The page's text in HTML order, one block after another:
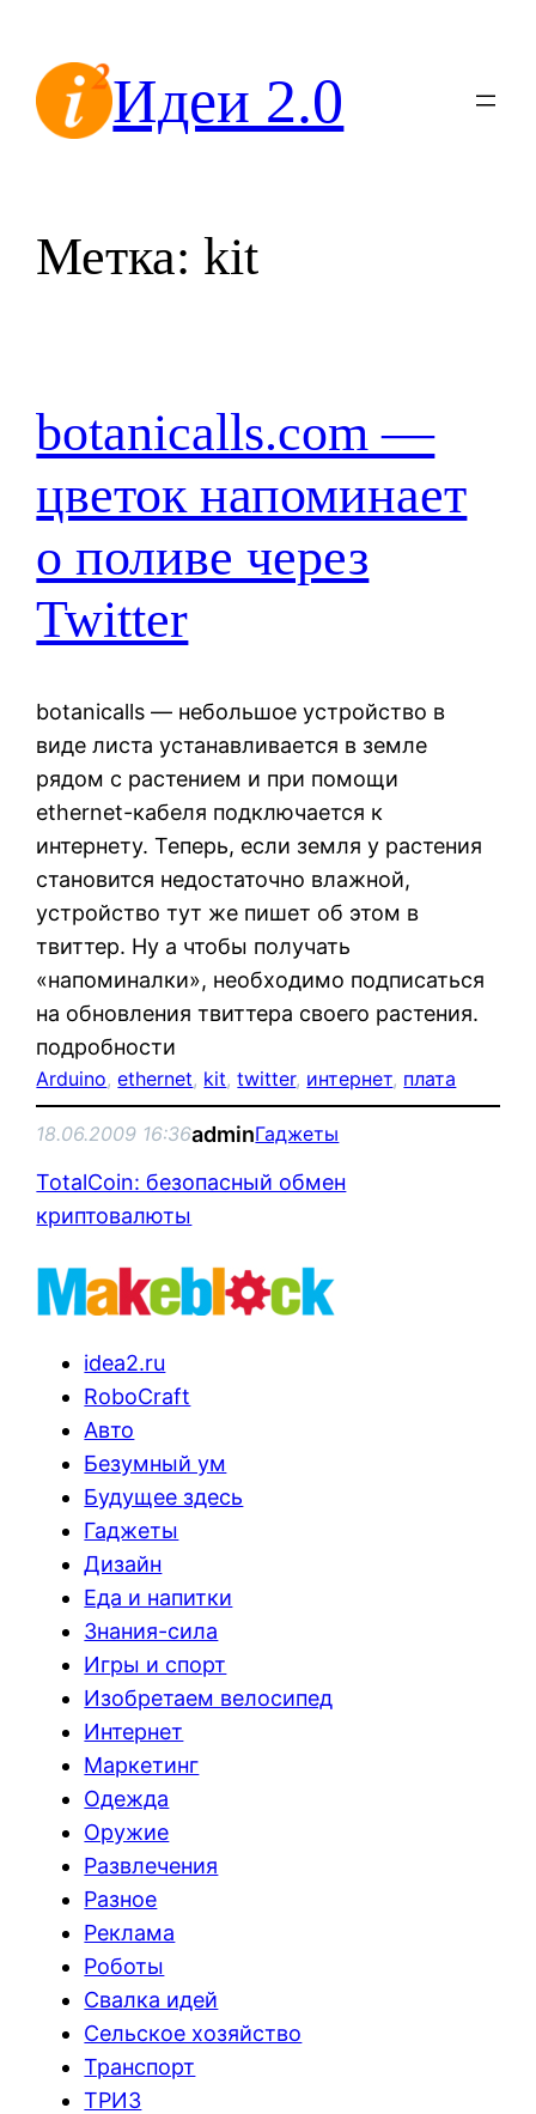
содержимомуИдеи 2.0
Метка:kit
botanicalls.com —
цветок напоминает
о поливе через
Twitter
botanicalls — небольшое устройство в
виде листа устанавливается в земле
рядом с растением и при помощи
ethernet-кабеля подключается к
интернету. Теперь, если земля у растения
становится недостаточно влажной,
устройство тут же пишет об этом в
твиттер. Ну а чтобы получать
«напоминалки», необходимо подписаться
на обновления твиттера своего растения.
подробности
Arduino, ethernet, kit, twitter, интернет, плата
18.06.2009 16:36adminГаджеты
TotalCoin: безопасный обмен
криптовалюты
idea2.ru
RoboCraft
Авто
Безумный ум
Будущее здесь
Гаджеты
Дизайн
Еда и напитки
Знания-сила
Игры и спорт
Изобретаем велосипед
Интернет
Маркетинг
Одежда
Оружие
Развлечения
Разное
Реклама
Роботы
Свалка идей
Сельское хозяйство
Транспорт
ТРИЗ